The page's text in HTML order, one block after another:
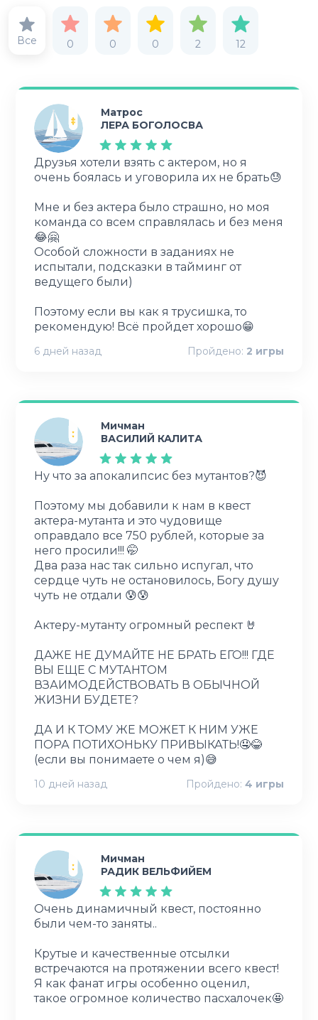
Все 0 0 0 2 12
Матрос
ЛЕРА БОГОЛОСВА
Друзья хотели взять с актером, но я
очень боялась и уговорила их не брать😓
Мне и без актера было страшно, но моя
команда со всем справлялась и без меня
😂🤗
Особой сложности в заданиях не
испытали, подсказки в тайминг от
ведущего были)
Поэтому если вы как я трусишка, то
рекомендую! Всё пройдет хорошо😁
6 дней назад Пройдено: 2 игры
Мичман
ВАСИЛИЙ КАЛИТА
Ну что за апокалипсис без мутантов?😈
Поэтому мы добавили к нам в квест
актера-мутанта и это чудовище
оправдало все 750 рублей, которые за
него просили!!! 🤭
Два раза нас так сильно испугал, что
сердце чуть не остановилось, Богу душу
чуть не отдали 😰😰
Актеру-мутанту огромный респект 🤘
ДАЖЕ НЕ ДУМАЙТЕ НЕ БРАТЬ ЕГО!!! ГДЕ
ВЫ ЕЩЕ С МУТАНТОМ
ВЗАИМОДЕЙСТВОВАТЬ В ОБЫЧНОЙ
ЖИЗНИ БУДЕТЕ?
ДА И К ТОМУ ЖЕ МОЖЕТ К НИМ УЖЕ
ПОРА ПОТИХОНЬКУ ПРИВЫКАТЬ!🤤😂
(если вы понимаете о чем я)😅
10 дней назад Пройдено: 4 игры
Мичман
РАДИК ВЕЛЬФИЙЕМ
Очень динамичный квест, постоянно
были чем-то заняты..
Крутые и качественные отсылки
встречаются на протяжении всего квест!
Я как фанат игры особенно оценил,
такое огромное количество пасхалочек🤩